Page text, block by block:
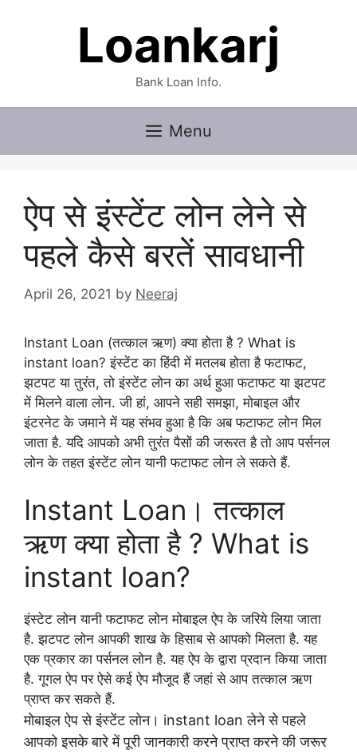
Loankarj
Bank Loan Info.
Menu
ऐप से इंस्टेंट लोन लेने से
पहले कैसे बरतें सावधानी
April 26, 2021 by Neeraj
Instant Loan (तत्काल ऋण) क्या होता है ? What is
instant loan? इंस्टेंट का हिंदी में मतलब होता है फटाफट,
झटपट या तुरंत, तो इंस्टेंट लोन का अर्थ हुआ फटाफट या झटपट
में मिलने वाला लोन. जी हां, आपने सही समझा, मोबाइल और
इंटरनेट के जमाने में यह संभव हुआ है कि अब फटाफट लोन मिल
जाता है. यदि आपको अभी तुरंत पैसों की जरूरत है तो आप पर्सनल
लोन के तहत इंस्टेंट लोन यानी फटाफट लोन ले सकते हैं.
Instant Loan। तत्काल
ऋण क्या होता है ? What is
instant loan?
इंस्टेट लोन यानी फटाफट लोन मोबाइल ऐप के जरिये लिया जाता
है. झटपट लोन आपकी शाख के हिसाब से आपको मिलता है. यह
एक प्रकार का पर्सनल लोन है. यह ऐप के द्वारा प्रदान किया जाता
है. गूगल ऐप पर ऐसे कई ऐप मौजूद हैं जहां से आप तत्काल ऋण
प्राप्त कर सकते हैं.
मोबाइल ऐप से इंस्टेंट लोन। instant loan लेने से पहले
आपको इसके बारे में पूरी जानकारी करने प्राप्त करने की जरूर